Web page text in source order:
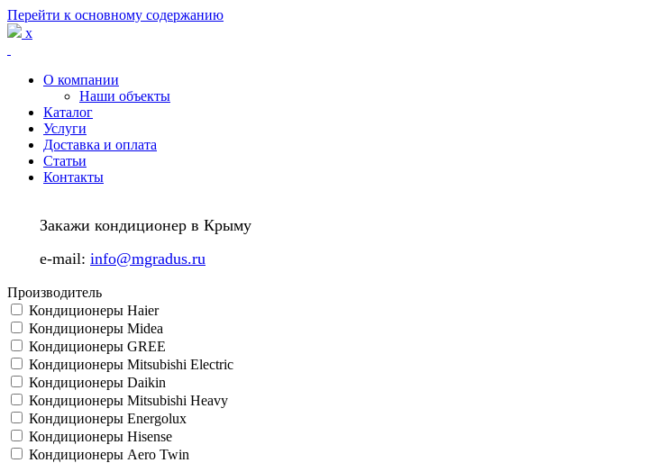
Перейти к основному содержанию
x
О компании
Наши объекты
Каталог
Услуги
Доставка и оплата
Статьи
Контакты
Закажи кондиционер в Крыму
e-mail: info@mgradus.ru
Производитель
Кондиционеры Haier
Кондиционеры Midea
Кондиционеры GREE
Кондиционеры Mitsubishi Electric
Кондиционеры Daikin
Кондиционеры Mitsubishi Heavy
Кондиционеры Energolux
Кондиционеры Hisense
Кондиционеры Aero Twin